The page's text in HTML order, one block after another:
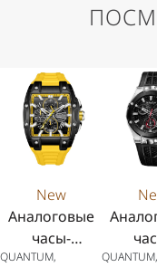
серебра 925
пробы
New
Аналоговые
часы-
хронограф
QUANTUM,
QUANTUM,